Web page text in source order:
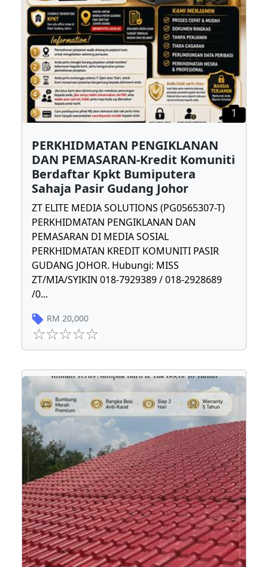
1
PERKHIDMATAN PENGIKLANAN
DAN PEMASARAN-Kredit Komuniti
Berdaftar Kpkt Bumiputera
Sahaja Pasir Gudang Johor
ZT ELITE MEDIA SOLUTIONS (PG0565307-T)
PERKHIDMATAN PENGIKLANAN DAN
PEMASARAN DI MEDIA SOSIAL
PERKHIDMATAN KREDIT KOMUNITI PASIR
GUDANG JOHOR. Hubungi: MISS
ZT/MIA/SYIKIN 018-7929389 / 018-2928689
/0...
RM 20,000